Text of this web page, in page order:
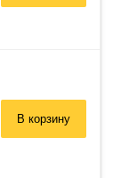
В корзину